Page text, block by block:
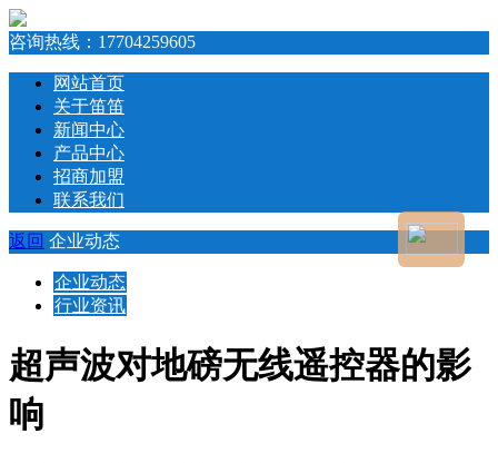
咨询热线： 17704259605
网站首页
关于笛笛
新闻中心
产品中心
招商加盟
联系我们
返回 企业动态
企业动态
行业资讯
超声波对地磅无线遥控器的影
响